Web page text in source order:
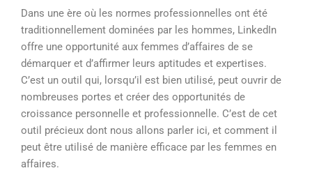
Dans une ère où les normes professionnelles ont été
traditionnellement dominées par les hommes, LinkedIn
offre une opportunité aux femmes d’affaires de se
démarquer et d’affirmer leurs aptitudes et expertises.
C’est un outil qui, lorsqu’il est bien utilisé, peut ouvrir de
nombreuses portes et créer des opportunités de
croissance personnelle et professionnelle. C’est de cet
outil précieux dont nous allons parler ici, et comment il
peut être utilisé de manière efficace par les femmes en
affaires.